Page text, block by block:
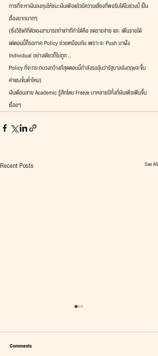
การที่จะหาเงินลงทุนให้ชนะเงินเฟ้อแล้วมีความเสี่ยงที่พอรับได้ในช่วงนี้ เป็น
เรื่องยากมากๆ
(ซึ่งวิธีแก้ที่ตัวเองสามารถทำเท่าที่ทำได้คือ ลดรายจ่าย และ เพิ่มรายได้
แต่ตอนนี้ก็รอภาค Policy ช่วยเหมือนกัน เพราะจะ Push มาฝั่ง
Individual อย่างเดียวก็ไม่ถูก ..
Policy ที่จะกระทบวงกว้างที่สุดตอนนี้กำลังรอลุ้นว่ารัฐบาลอังกฤษจะขึ้น
ค่าแรงขั้นต่ำไหม)
เงินเดือนสาย Academic รู้สึกโดน Freeze มาหลายปีทั้งที่เงินเฟ้อเพิ่มขึ้น
เรื่อยๆ
Recent Posts See All
Comments